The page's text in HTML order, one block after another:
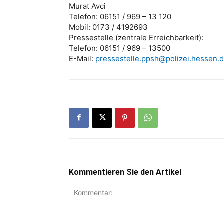
Murat Avci
Telefon: 06151 / 969 – 13 120
Mobil: 0173 / 4192693
Pressestelle (zentrale Erreichbarkeit):
Telefon: 06151 / 969 – 13500
E-Mail:
Kommentieren Sie den Artikel